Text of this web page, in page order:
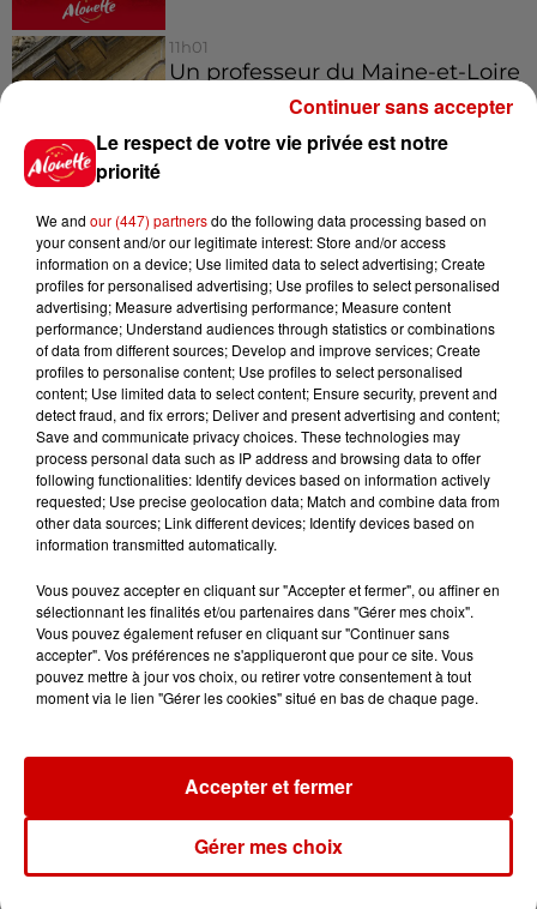
11h01
Un professeur du Maine-et-Loire
condamné pour des échanges...
Jeux Voir plus
Gagnez vos places pour le
Festival du Roi Arthur 2026 !
Gagnez vos entrées pour le
Musée du Sport Automobile au
Mans !
Alouette vous invite à
Futuroscope Xperiences !
Le Duel - Gagnez votre balade
en jet ski !
Le respect de votre vie privée est notre
priorité
We and our (447) partnersdo the following data processing based on
your consent and/or our legitimate interest: Store and/or access
information on a device; Use limited data to select advertising; Create
profiles for personalised advertising; Use profiles to select personalised
advertising; Measure advertising performance; Measure content
performance; Understand audiences through statistics or combinations
of data from different sources; Develop and improve services; Create
profiles to personalise content; Use profiles to select personalised
content; Use limited data to select content; Ensure security, prevent and
detect fraud, and fix errors; Deliver and present advertising and content;
Save and communicate privacy choices. These technologies may
process personal data such as IP address and browsing data to offer
following functionalities: Identify devices based on information actively
requested; Use precise geolocation data; Match and combine data from
other data sources; Link different devices; Identify devices based on
information transmitted automatically.
Vous pouvez accepter en cliquant sur "Accepter et fermer", ou affiner en
sélectionnant les finalités et/ou partenaires dans "Gérer mes choix".
Vous pouvez également refuser en cliquant sur "Continuer sans
accepter". Vos préférences ne s'appliqueront que pour ce site. Vous
pouvez mettre à jour vos choix, ou retirer votre consentement à tout
moment via le lien "Gérer les cookies" situé en bas de chaque page.
Gérer mes choix
Accepter et fermer
Continuer sans accepter